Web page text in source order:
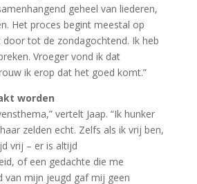
geheel van liederen,
Het proces begint meestal op
tot de zondagochtend. Ik heb
Vroeger vond ik dat
ik erop dat het goed komt.”
worden
vertelt Jaap. “Ik hunker
zelden echt. Zelfs als ik vrij ben,
vrij – er is altijd
of een gedachte die me
van mijn jeugd gaf mij geen